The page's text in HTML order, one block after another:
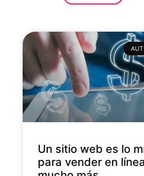
Un sitio web es lo
para vender en